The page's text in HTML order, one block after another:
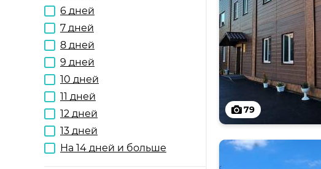
6 дней
7 дней
8 дней
9 дней
10 дней
11 дней
12 дней
13 дней
На 14 дней и больше
79